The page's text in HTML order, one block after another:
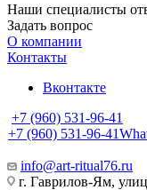
Наши специалисты
Задать вопрос
О компании
Контакты
Вконтакте
+7 (960) 531-96-41
+7 (960) 531-96-41
info@art-ritual76.ru
г. Гаврилов-Ям,